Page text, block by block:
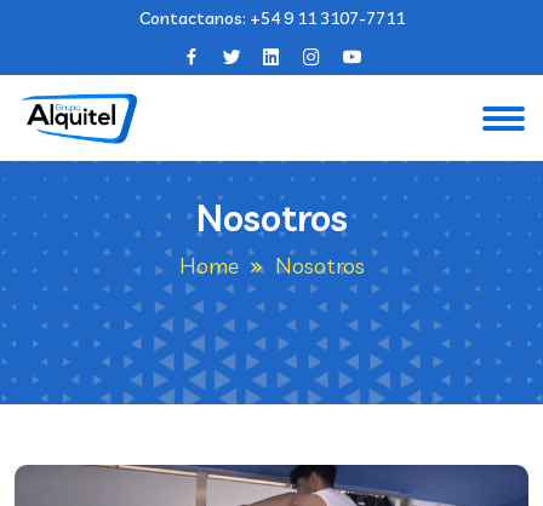
Contactanos: +54 9 11 3107-7711
Nosotros
Home Nosotros